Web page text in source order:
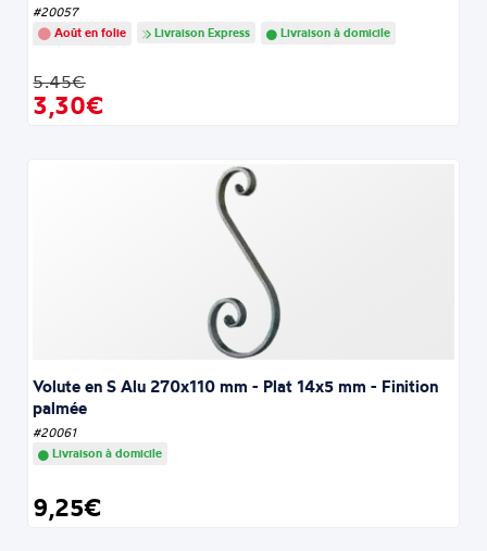
#20057
Août en folie
Livraison Express Livraison à domicile
5.45€
3,30€
Volute en S Alu 270x110 mm - Plat 14x5 mm - Finition
palmée
#20061
Livraison à domicile
9,25€